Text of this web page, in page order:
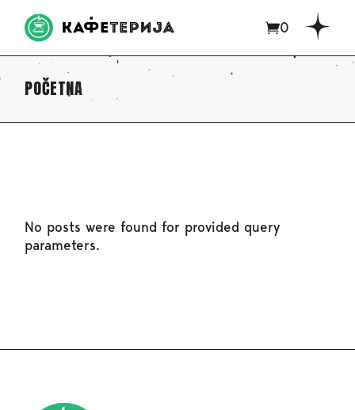
0
POČETNA
No posts were found for provided query
parameters.